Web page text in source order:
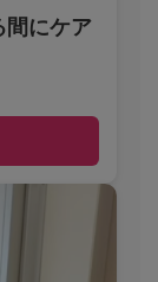
間にケア